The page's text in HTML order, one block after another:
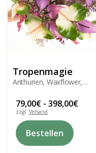
Tropenmagie
Anthurien, Waxflower,
79,00€ - 398,00€
zzgl. Versand
Bestellen
Produkt